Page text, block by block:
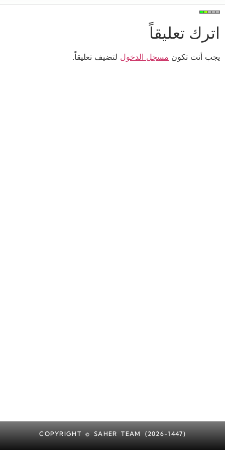
اترك تعليقاً
يجب أنت تكون مسجل الدخول لتضيف تعليقاً.
COPYRIGHT © SAHER TEAM (2026-1447)